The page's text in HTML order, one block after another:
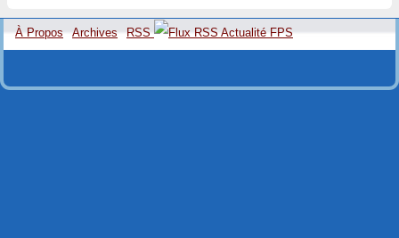
À Propos Archives RSS